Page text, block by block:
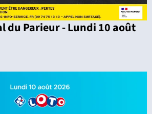
du Parieur - Lundi 10 août